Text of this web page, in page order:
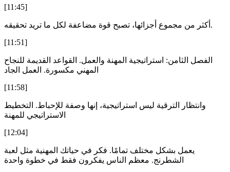
[11:45]
أكثر من مجموع أجزائها، تصبح قوة مضاعفة لكل ما تريد تحقيقه.
[11:51]
الفصل الثامن: استراتيجية المهنة والعمل. القواعد القديمة للنجاح
المهني مكسورة. العمل الجاد
[11:58]
وانتظار الترقية ليس استراتيجية، إنها وصفة للإحباط. التخطيط
الاستراتيجي للمهنة
[12:04]
يعمل بشكل مختلف تمامًا. فكر في حياتك المهنية مثل لعبة
الشطرنج. معظم الناس يفكرون فقط في خطوة واحدة